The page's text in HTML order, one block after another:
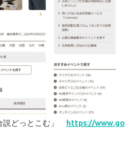
説どっとこむ」
https://www.go